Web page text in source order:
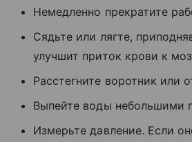
Немедленно прекратите
Сядьте или лягте,
улучшит приток крови к
Расстегните воротник или
Выпейте воды небольшими
Измерьте давление. Если